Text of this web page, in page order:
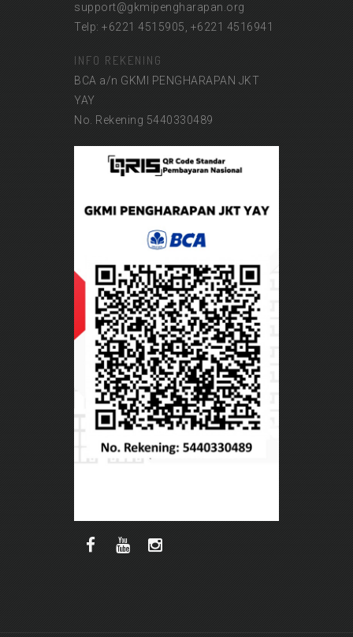
support@gkmipengharapan.org
Telp: +6221 4515905, +6221 4516941
INFO REKENING
BCA a/n GKMI PENGHARAPAN JKT
YAY
No. Rekening 5440330489